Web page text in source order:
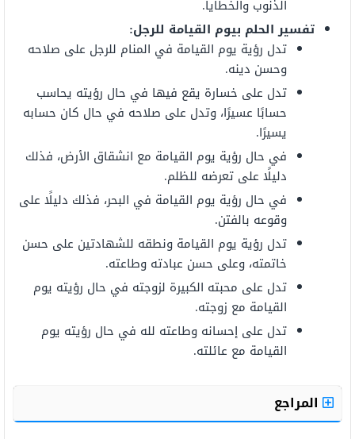
الذنوب والخطايا.
تفسير الحلم بيوم القيامة للرجل:
تدل رؤية يوم القيامة في المنام للرجل على صلاحه
وحسن دينه.
تدل على خسارة يقع فيها في حال رؤيته يحاسب
حسابًا عسيرًا، وتدل على صلاحه في حال كان حسابه
يسيرًا.
في حال رؤية يوم القيامة مع انشقاق الأرض، فذلك
دليلًا على تعرضه للظلم.
في حال رؤية يوم القيامة في البحر، فذلك دليلًا على
وقوعه بالفتن.
تدل رؤية يوم القيامة ونطقه للشهادتين على حسن
خاتمته، وعلى حسن عبادته وطاعته.
تدل على محبته الكبيرة لزوجته في حال رؤيته يوم
القيامة مع زوجته.
تدل على إحسانه وطاعته لله في حال رؤيته يوم
القيامة مع عائلته.
المراجع